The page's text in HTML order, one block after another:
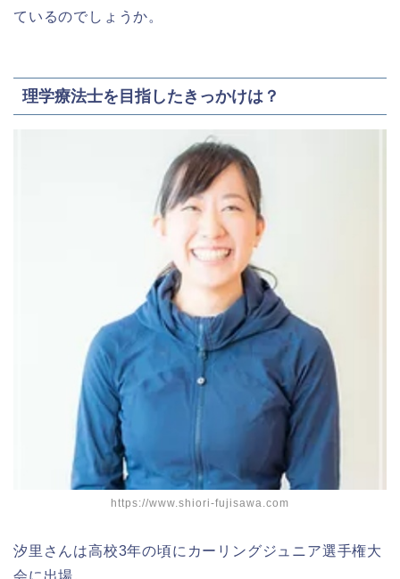
ているのでしょうか。
理学療法士を目指したきっかけは？
https://www.shiori-fujisawa.com
汐里さんは高校3年の頃にカーリングジュニア選手権大
会に出場。